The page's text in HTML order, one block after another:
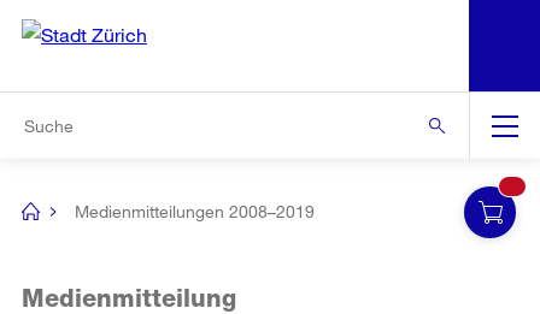
Navigation
[no
Medienmitteilungen 2008–2019
Medienmitteilung